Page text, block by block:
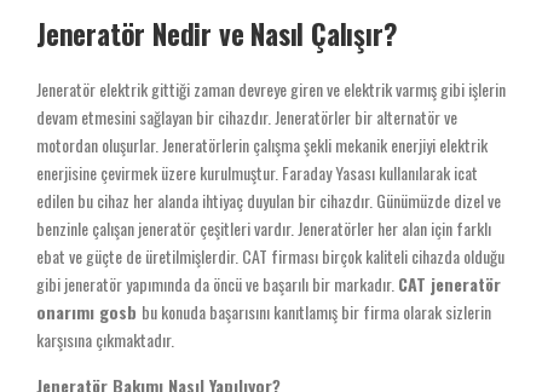
Jeneratör Nedir ve Nasıl Çalışır?
Jeneratör elektrik gittiği zaman devreye giren ve elektrik varmış gibi işlerin
devam etmesini sağlayan bir cihazdır. Jeneratörler bir alternatör ve
motordan oluşurlar. Jeneratörlerin çalışma şekli mekanik enerjiyi elektrik
enerjisine çevirmek üzere kurulmuştur. Faraday Yasası kullanılarak icat
edilen bu cihaz her alanda ihtiyaç duyulan bir cihazdır. Günümüzde dizel ve
benzinle çalışan jeneratör çeşitleri vardır. Jeneratörler her alan için farklı
ebat ve güçte de üretilmişlerdir. CAT firması birçok kaliteli cihazda olduğu
gibi jeneratör yapımında da öncü ve başarılı bir markadır. CAT jeneratör
onarımı gosb bu konuda başarısını kanıtlamış bir firma olarak sizlerin
karşısına çıkmaktadır.
Jeneratör Bakımı Nasıl Yapılıyor?